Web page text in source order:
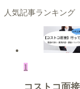
人気記事ランキング
1